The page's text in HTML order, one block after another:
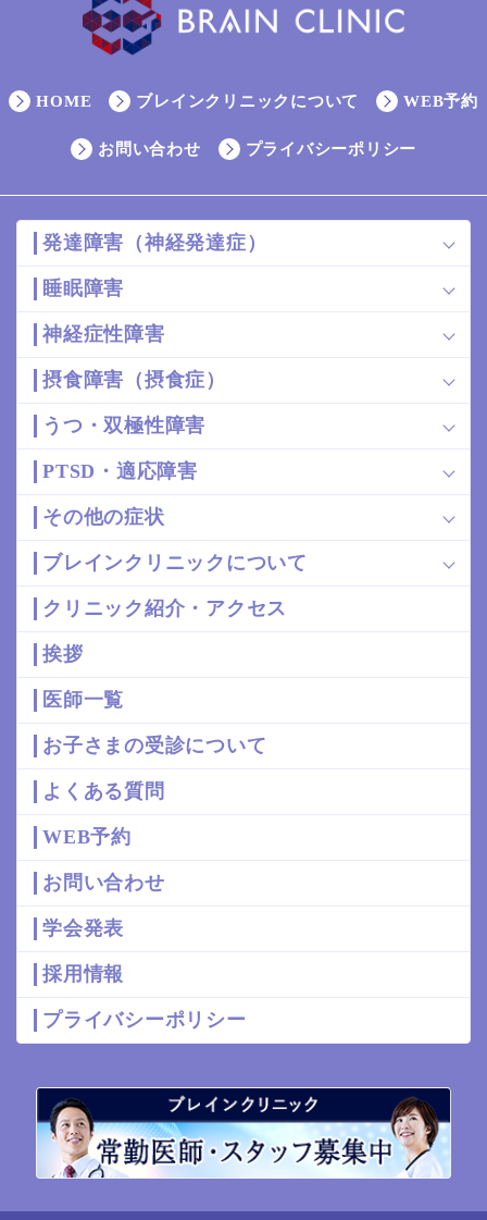
HOME ブレインクリニックについて WEB予約
お問い合わせ プライバシーポリシー
発達障害（神経発達症）
睡眠障害
神経症性障害
摂食障害（摂食症）
うつ・双極性障害
PTSD・適応障害
その他の症状
ブレインクリニックについて
クリニック紹介・アクセス
挨拶
医師一覧
お子さまの受診について
よくある質問
WEB予約
お問い合わせ
学会発表
採用情報
プライバシーポリシー